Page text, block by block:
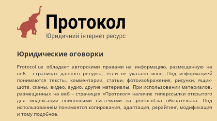
Юридические оговорки
Protocol.ua обладает авторскими правами на информацию, размещенную на
веб - страницах данного ресурса, если не указано иное. Под информацией
понимаются тексты, комментарии, статьи, фотоизображения, рисунки, ящик-
шота, сканы, видео, аудио, другие материалы. При использовании материалов,
размещенных на веб - страницах «Протокол» наличие гиперссылки открытого
для индексации поисковыми системами на protocol.ua обязательна. Под
использованием понимается копирования, адаптация, рерайтинг, модификация
и тому подобное.